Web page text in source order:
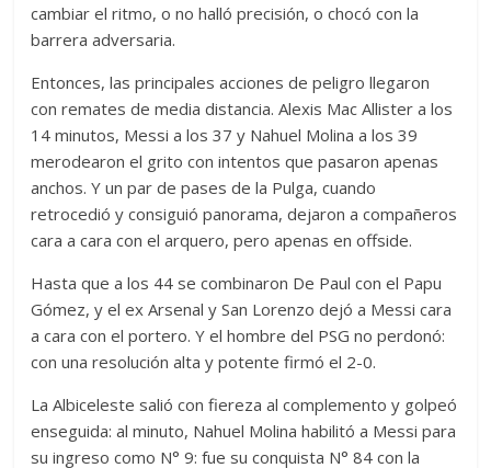
cambiar el ritmo, o no halló precisión, o chocó con la
barrera adversaria.
Entonces, las principales acciones de peligro llegaron
con remates de media distancia. Alexis Mac Allister a los
14 minutos, Messi a los 37 y Nahuel Molina a los 39
merodearon el grito con intentos que pasaron apenas
anchos. Y un par de pases de la Pulga, cuando
retrocedió y consiguió panorama, dejaron a compañeros
cara a cara con el arquero, pero apenas en offside.
Hasta que a los 44 se combinaron De Paul con el Papu
Gómez, y el ex Arsenal y San Lorenzo dejó a Messi cara
a cara con el portero. Y el hombre del PSG no perdonó:
con una resolución alta y potente firmó el 2-0.
La Albiceleste salió con fiereza al complemento y golpeó
enseguida: al minuto, Nahuel Molina habilitó a Messi para
su ingreso como N° 9: fue su conquista N° 84 con la